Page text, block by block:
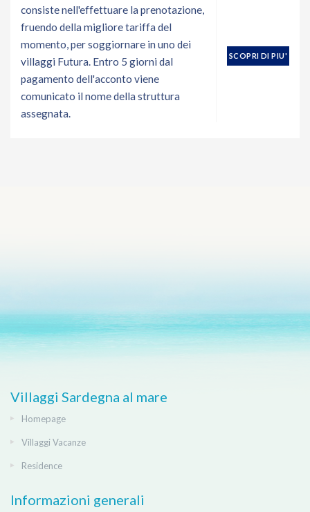
consiste nell'effettuare la prenotazione,
fruendo della migliore tariffa del
momento, per soggiornare in uno dei
villaggi Futura. Entro 5 giorni dal
pagamento dell'acconto viene
comunicato il nome della struttura
assegnata.
SCOPRI DI PIU'
Villaggi Sardegna al mare
Homepage
Villaggi Vacanze
Residence
Informazioni generali